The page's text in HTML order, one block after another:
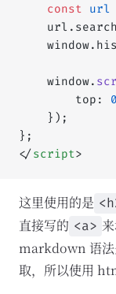
	const
url
	window.
		top:
0
	});
};
</script>
这里使用的是
直接写的 <a>
markdown 语法
取，所以使用